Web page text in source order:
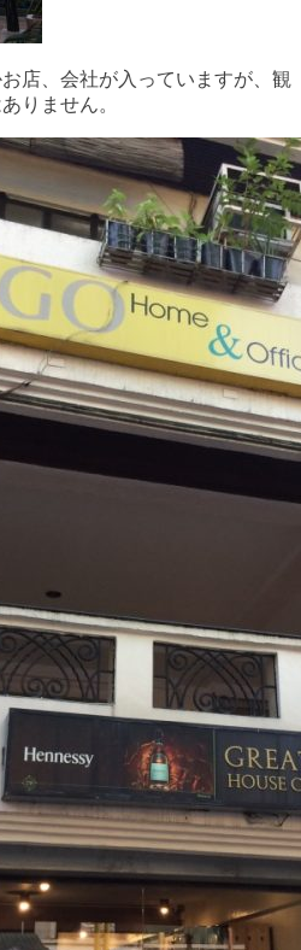
店、会社が入っていますが、観
りません。